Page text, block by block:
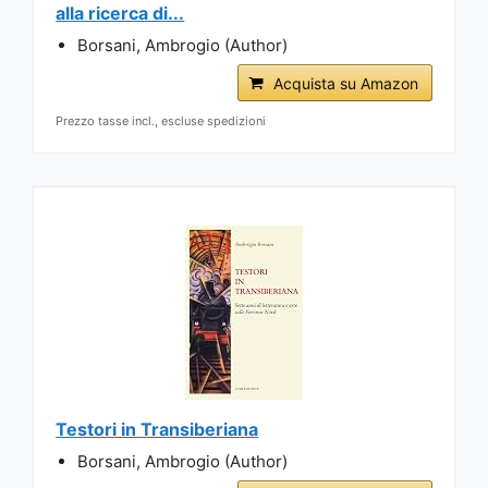
alla ricerca di...
Borsani, Ambrogio (Author)
Acquista su Amazon
Prezzo tasse incl., escluse spedizioni
Testori in Transiberiana
Borsani, Ambrogio (Author)